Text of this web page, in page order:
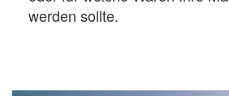
werden sollte.